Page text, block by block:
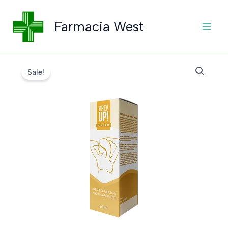
content
Farmacia West
Sale!